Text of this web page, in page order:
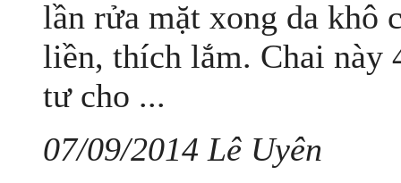
lần rửa mặt xong da khô
liền, thích lắm. Chai này
tư cho ...
07/09/2014 Lê Uyên